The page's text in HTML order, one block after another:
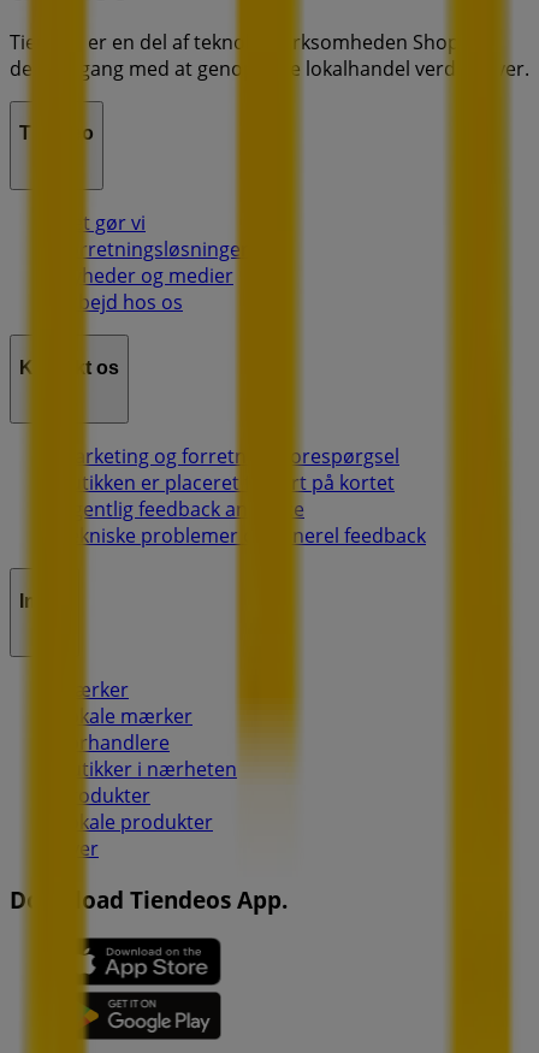
Tiendeo er en del af teknologivirksomheden Shopfully,
der er i gang med at genopfinde lokalhandel verden over.
Tiendeo
Det gør vi
Forretningsløsninger
Nyheder og medier
Arbejd hos os
Kontakt os
Marketing og forretningsforespørgsel
Butikken er placeret forkert på kortet
Ugentlig feedback annonce
Tekniske problemer og generel feedback
Index
Mærker
Lokale mærker
Forhandlere
Butikker i nærheten
Produkter
Lokale produkter
Byer
Download Tiendeos App.